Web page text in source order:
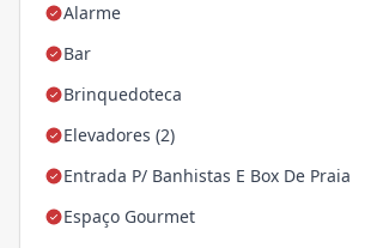
Alarme
Bar
Brinquedoteca
Elevadores (2)
Entrada P/ Banhistas E Box De Praia
Espaço Gourmet